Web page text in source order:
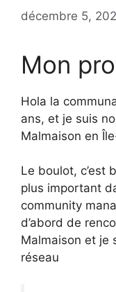
décembre 5,
Mon
Hola la
ans, et je suis
Malmaison en
Le boulot, c’est
plus important
community
d’abord de
Malmaison et je
réseau